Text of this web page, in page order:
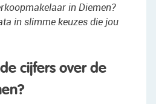
in Diemen?
in slimme keuzes die jou
cijfers over de